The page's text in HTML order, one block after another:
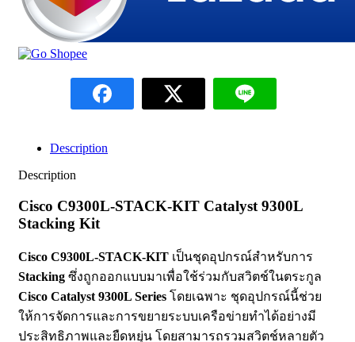
Description
Description
Cisco C9300L-STACK-KIT Catalyst 9300L
Stacking Kit
Cisco C9300L-STACK-KIT เป็นชุดอุปกรณ์สำหรับการ
Stacking ซึ่งถูกออกแบบมาเพื่อใช้ร่วมกับสวิตช์ในตระกูล
Cisco Catalyst 9300L Series โดยเฉพาะ ชุดอุปกรณ์นี้ช่วย
ให้การจัดการและการขยายระบบเครือข่ายทำได้อย่างมี
ประสิทธิภาพและยืดหยุ่น โดยสามารถรวมสวิตช์หลายตัว